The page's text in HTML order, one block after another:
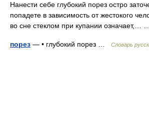
Нанести себе глубокий порез остро
попадете в зависимость от жестокого
во сне стеклом при купании означает,…
порез — • глубокий порез … Словарь